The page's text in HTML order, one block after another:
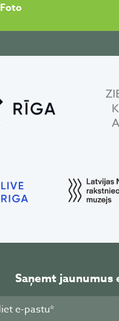
Foto
Saņemt jaunumus